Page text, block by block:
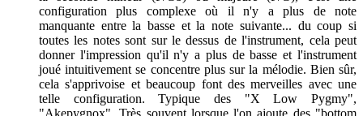
configuration plus complexe où il n'y a plus de note
manquante entre la basse et la note suivante... du coup si
toutes les notes sont sur le dessus de l'instrument, cela peut
donner l'impression qu'il n'y a plus de basse et l'instrument
joué intuitivement se concentre plus sur la mélodie. Bien sûr,
cela s'apprivoise et beaucoup font des merveilles avec une
telle configuration. Typique des "X Low Pygmy",
"Akepygnox". Très souvent lorsque l'on ajoute des "bottom